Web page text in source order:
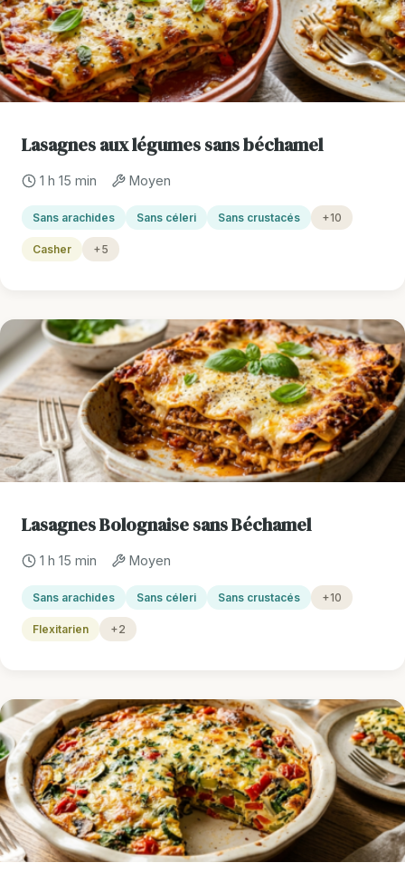
Lasagnes aux légumes sans béchamel
1 h 15 min Moyen
Sans arachides Sans céleri Sans crustacés +10
Casher +5
Lasagnes Bolognaise sans Béchamel
1 h 15 min Moyen
Sans arachides Sans céleri Sans crustacés +10
Flexitarien +2